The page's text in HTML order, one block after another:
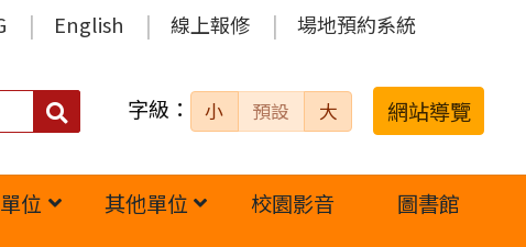
English 線上報修 場地預約系統
搜
字級： 小 預設 大 網站導覽
位 其他單位 校園影音
圖書館